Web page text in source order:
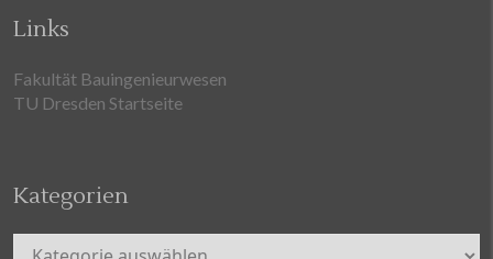
Links
Fakultät Bauingenieurwesen
TU Dresden Startseite
Kategorien
Kategorien